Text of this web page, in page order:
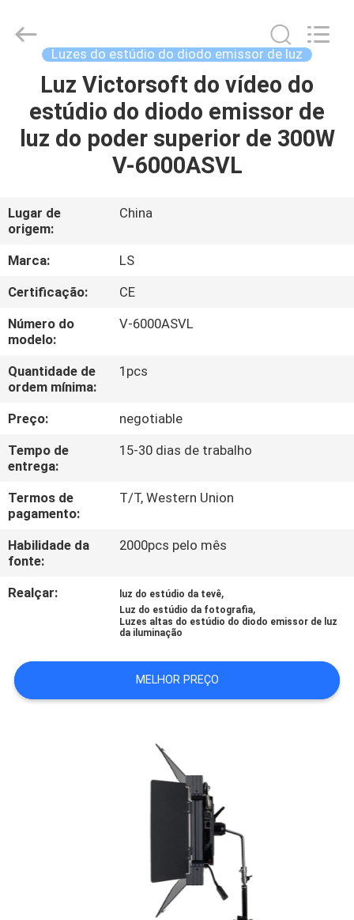
CASA
PRODUTOS
SOBRE
NÓS
EXCURSÃO
DA
FÁBRICA
CONTROLE
DA
QUALIDADE
CONTACTE-
NOS
NOTÍCIA
MAPA
Film
Reserved.
Luzes do estúdio do diodo emissor de luz
Luz Victorsoft do vídeo do
estúdio do diodo emissor de
luz do poder superior de 300W
V-6000ASVL
Lugar de
origem:
China
Marca:
LS
Certificação:
CE
Número do
modelo:
V-6000ASVL
Quantidade de
ordem mínima:
1pcs
Preço:
negotiable
Tempo de
entrega:
15-30 dias de trabalho
Termos de
pagamento:
T/T, Western Union
Habilidade da
fonte:
2000pcs pelo mês
Realçar: luz do estúdio da tevê,
Luz do estúdio da fotografia,
Luzes altas do estúdio do diodo emissor de luz
da iluminação
MELHOR PREÇO